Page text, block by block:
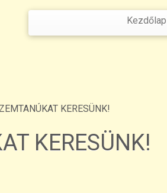
Kezdőlap
KERESÜNK!
KERESÜNK!